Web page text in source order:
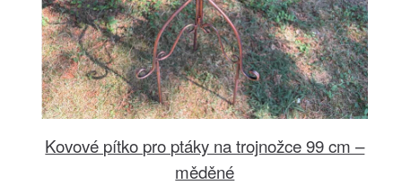
Kovové pítko pro ptáky na trojnožce 99 cm –
měděné